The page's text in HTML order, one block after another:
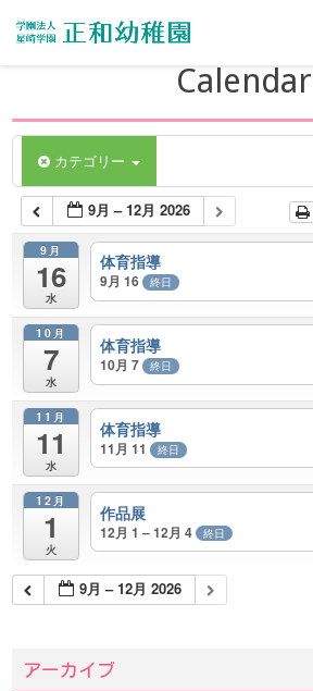
学校法人 星崎学園【正和幼稚園】 HOME
Calendar
カテゴリー
9月 – 12月 2026
9月
16
水
体育指導
9月 16 終日
10月
7
水
体育指導
10月 7 終日
11月
11
水
体育指導
11月 11 終日
12月
1
火
作品展
12月 1 – 12月 4 終日
9月 – 12月 2026
アーカイブ